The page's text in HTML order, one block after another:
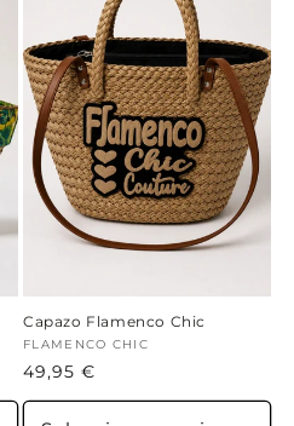
Capazo Flamenco Chic
Proveedor:
FLAMENCO CHIC
Precio
habitual
49,95 €